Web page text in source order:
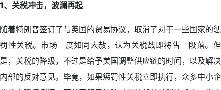
1、关税冲击，波澜再起
随着特朗普签订了与英国的贸易协议，取消了对于一些国家的惩
罚性关税。市场一度如同大赦，认为关税战即将告一段落。但
是，关税的降级，不过是给予美国调整供应链的时间，以及解决
内部的反对意见。毕竟，如果惩罚性关税立即执行，众多中小企